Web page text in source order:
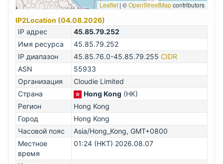
Leaflet | ©OpenStreetMapcontributors
IP2Location (04.08.2026)
IP адрес
45.85.79.252
Имя ресурса
45.85.79.252
IP диапазон
45.85.76.0-45.85.79.255 CIDR
ASN
55933
Организация
Cloudie Limited
Страна
Hong Kong (HK)
Регион
Hong Kong
Город
Hong Kong
Часовой пояс
Asia/Hong_Kong, GMT+0800
Местное
время
01:24 (HKT) 2026.08.07